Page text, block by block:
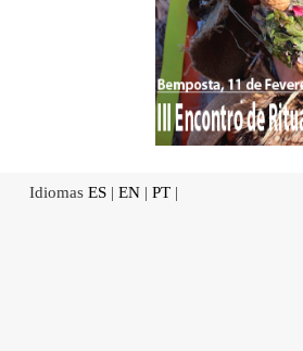
Idiomas ES | EN | PT |